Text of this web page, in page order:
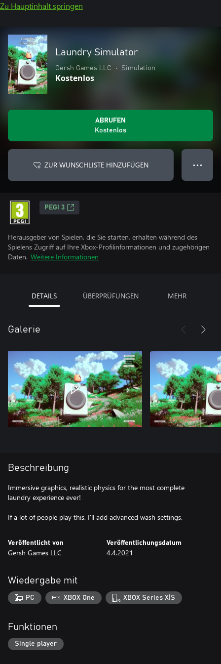
Zu Hauptinhalt springen
Laundry Simulator
Gersh Games LLC • Simulation
Kostenlos
ABRUFEN
Kostenlos
ZUR WUNSCHLISTE HINZUFÜGEN ● ● ●
PEGI 3
Herausgeber von Spielen, die Sie starten, erhalten während des
Spielens Zugriff auf Ihre Xbox-Profilinformationen und zugehörigen
Daten. Weitere Informationen
DETAILS ÜBERPRÜFUNGEN MEHR
Galerie
Beschreibung
Immersive graphics, realistic physics for the most complete
laundry experience ever!
If a lot of people play this, I'll add advanced wash settings.
Veröffentlicht von
Gersh Games LLC
Veröffentlichungsdatum
4.4.2021
Wiedergabe mit
PC XBOX One XBOX Series X|S
Funktionen
Single player